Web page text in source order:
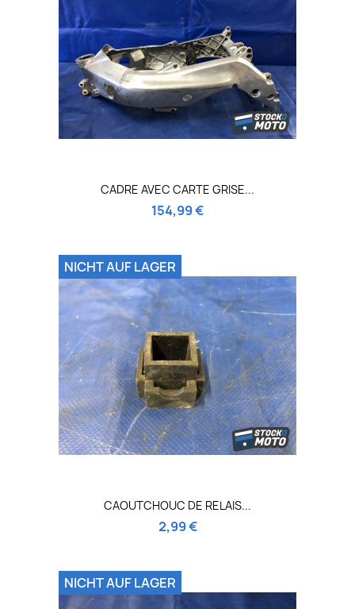
CADRE AVEC CARTE GRISE...
154,99 €
CAOUTCHOUC DE RELAIS...
2,99 €
NICHT AUF LAGER
NICHT AUF LAGER